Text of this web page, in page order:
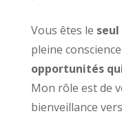
Vous êtes le
pleine
opportunités
Mon rôle est de
bienveillance